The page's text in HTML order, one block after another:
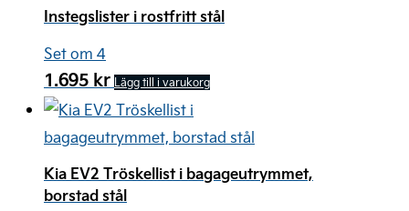
varianter.
De
olika
alternativen
Instegslister i rostfritt stål
Set om 4
1.695 kr Lägg till i varukorg
Kia EV2 Tröskellist i bagageutrymmet,
borstad stål